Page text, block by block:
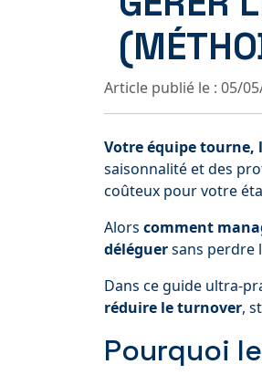
Article publié le : 05/
Votre équipe tourne,
saisonnalité et des
coûteux pour votre
Alors comment
déléguersans perdre
Dans ce guide ultra-
réduire le turnover,
Pourquoi